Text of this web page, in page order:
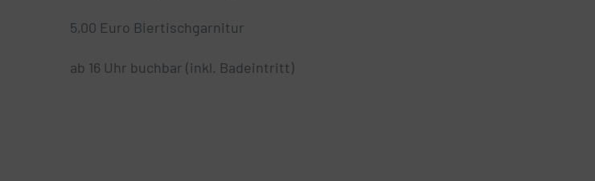
5,00 Euro Biertischgarnitur
ab 16 Uhr buchbar (inkl. Badeintritt)